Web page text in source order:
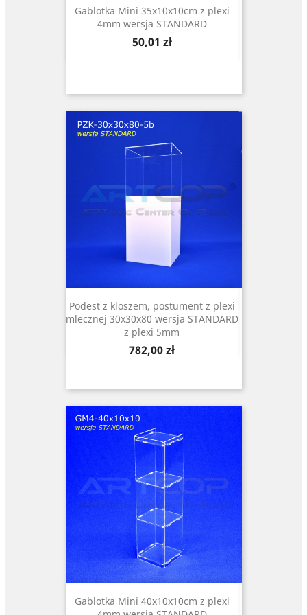
Gablotka Mini 35x10x10cm z plexi
4mm wersja STANDARD
Cena
50,01 zł
Podest z kloszem, postument z plexi
mlecznej 30x30x80 wersja STANDARD
z plexi 5mm
Cena
782,00 zł
Gablotka Mini 40x10x10cm z plexi